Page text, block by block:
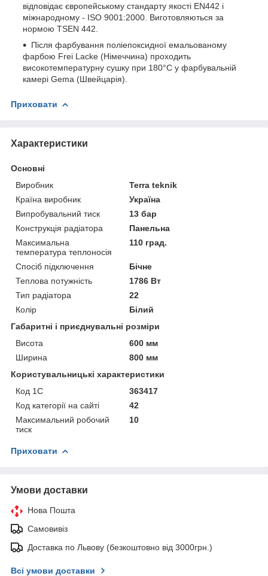
відповідає європейському стандарту якості EN442 і
міжнародному - ISO 9001:2000. Виготовляються за
нормою TSEN 442.
Після фарбування поліепоксидної емальованому
фарбою Frei Lacke (Німеччина) проходить
високотемпературну сушку при 180°С у фарбувальній
камері Gema (Швейцарія).
Приховати
Характеристики
Основні
Виробник
Terra teknik
Країна виробник
Україна
Випробувальний тиск
13 бар
Конструкція радіатора
Панельна
Максимальна
температура теплоносія
110 град.
Спосіб підключення
Бічне
Теплова потужність
1786 Вт
Тип радіатора
22
Колір
Білий
Габаритні і приєднувальні розміри
Висота
600 мм
Ширина
800 мм
Користувальницькі характеристики
Код 1С
363417
Код категорії на сайті
42
Максимальний робочий
тиск
10
Приховати
Умови доставки
Нова Пошта
Самовивіз
Доставка по Львову (безкоштовно від 3000грн.)
Всі умови доставки